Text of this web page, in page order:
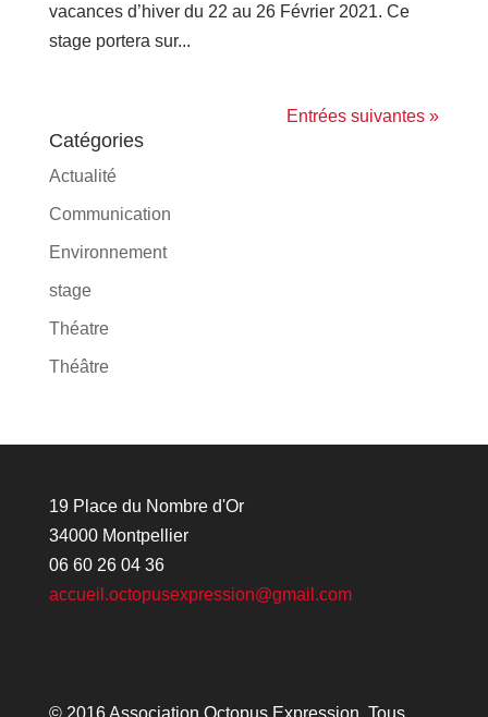
vacances d’hiver du 22 au 26 Février 2021. Ce
stage portera sur...
Entrées suivantes »
Catégories
Actualité
Communication
Environnement
stage
Théatre
Théâtre
19 Place du Nombre d'Or
34000 Montpellier
06 60 26 04 36
accueil.octopusexpression@gmail.com